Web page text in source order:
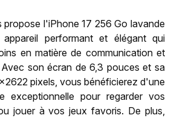
propose l'iPhone 17 256 Go lavande
appareil performant et élégant qui
en matière de communication et
son écran de 6,3 pouces et sa
pixels, vous bénéficierez d'une
exceptionnelle pour regarder vos
jouer à vos jeux favoris. De plus,